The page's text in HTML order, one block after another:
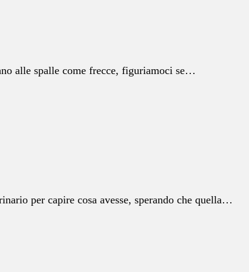
alle spalle come frecce, figuriamoci se…
per capire cosa avesse, sperando che quella…